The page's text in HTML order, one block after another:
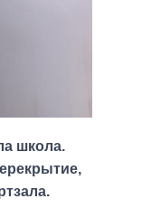
школа.